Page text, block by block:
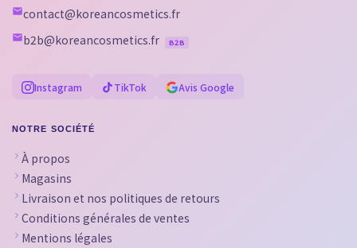
contact@koreancosmetics.fr
b2b@koreancosmetics.fr
B2B
Instagram TikTok Avis Google
NOTRE SOCIÉTÉ
À propos
Magasins
Livraison et nos politiques de retours
Conditions générales de ventes
Mentions légales